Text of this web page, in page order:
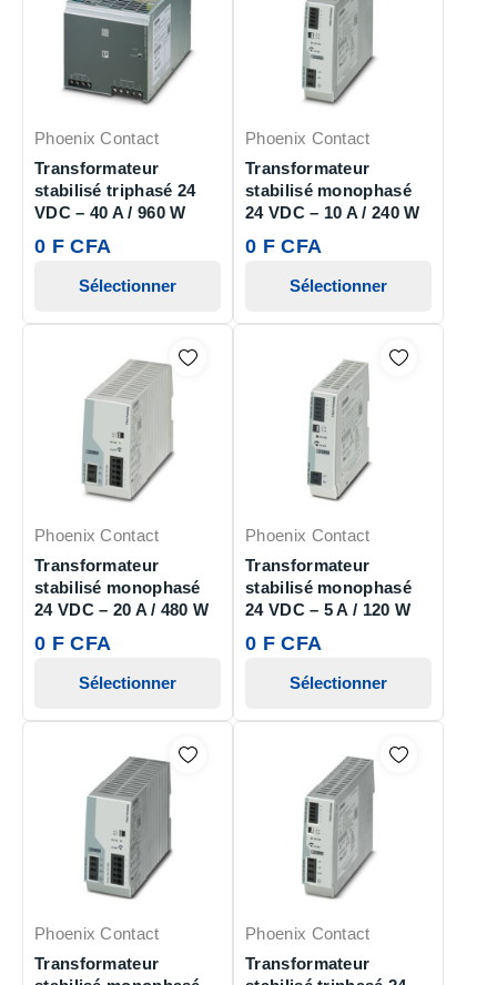
Phoenix Contact
Transformateur
stabilisé triphasé 24
VDC – 40 A / 960 W
0 F CFA
Sélectionner
Phoenix Contact
Transformateur
stabilisé monophasé
24 VDC – 10 A / 240 W
0 F CFA
Sélectionner
Phoenix Contact
Transformateur
stabilisé monophasé
24 VDC – 20 A / 480 W
0 F CFA
Sélectionner
Phoenix Contact
Transformateur
stabilisé monophasé
24 VDC – 5 A / 120 W
0 F CFA
Sélectionner
Phoenix Contact
Transformateur
Phoenix Contact
Transformateur